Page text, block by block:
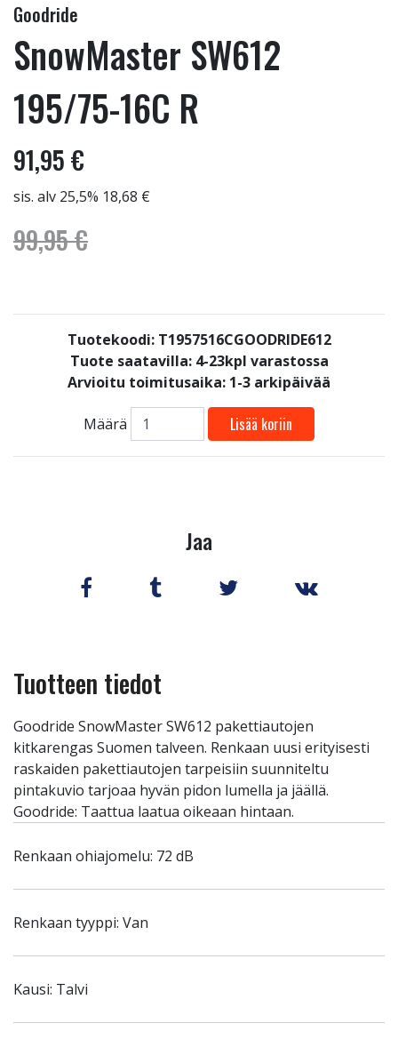
Goodride
SnowMaster SW612
195/75-16C R
91,95 €
sis. alv 25,5% 18,68 €
99,95 €
Tuotekoodi: T1957516CGOODRIDE612
Tuote saatavilla: 4-23kpl varastossa
Arvioitu toimitusaika: 1-3 arkipäivää
Määrä Lisää koriin
Jaa
Tuotteen tiedot
Goodride SnowMaster SW612 pakettiautojen
kitkarengas Suomen talveen. Renkaan uusi erityisesti
raskaiden pakettiautojen tarpeisiin suunniteltu
pintakuvio tarjoaa hyvän pidon lumella ja jäällä.
Goodride: Taattua laatua oikeaan hintaan.
Renkaan ohiajomelu: 72 dB
Renkaan tyyppi: Van
Kausi: Talvi